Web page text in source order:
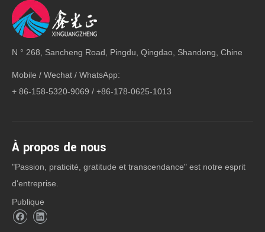
N ° 268, Sancheng Road, Pingdu, Qingdao, Shandong, Chine
Mobile / Wechat / WhatsApp:
+ 86-158-5320-9069 / +86-178-0625-1013
À propos de nous
"Passion, praticité, gratitude et transcendance" est notre esprit
d'entreprise.
Publique